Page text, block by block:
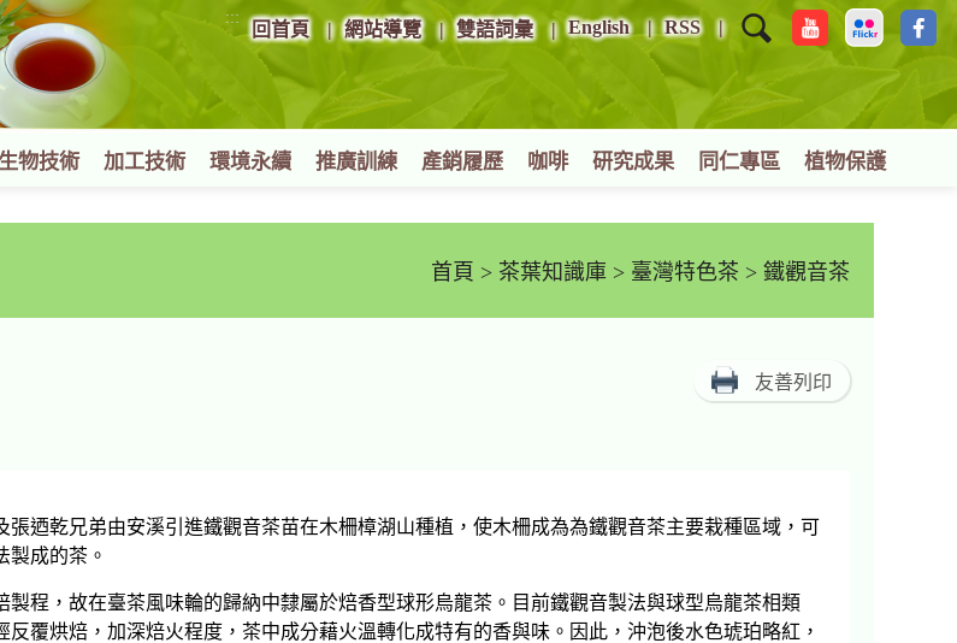
:::
回首頁 網站導覽 雙語詞彙 English RSS
物技術 加工技術 環境永續 推廣訓練 產銷履歷 咖啡 研究成果 同仁專區 植物保護
首頁 > 茶葉知識庫> 臺灣特色茶 > 鐵觀音茶
友善列印
乾兄弟由安溪引進鐵觀音茶苗在木柵樟湖山種植，使木柵成為為鐵觀音茶主要栽種區域，可
製成的茶。
，故在臺茶風味輪的歸納中隸屬於焙香型球形烏龍茶。目前鐵觀音製法與球型烏龍茶相類
覆烘焙，加深焙火程度，茶中成分藉火溫轉化成特有的香與味。因此，沖泡後水色琥珀略紅，